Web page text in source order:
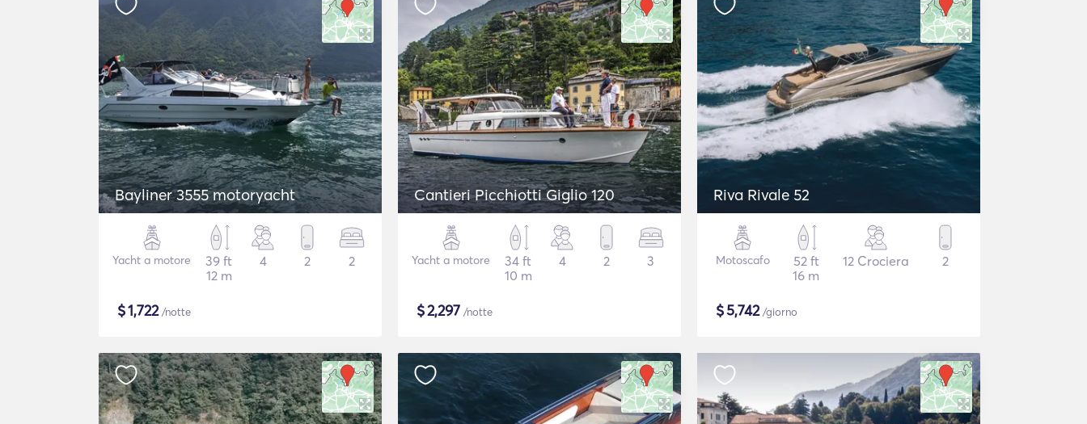
Bayliner 3555 motoryacht
Yacht a motore
39 ft
12 m
4 2 2
$1,722/notte
Cantieri Picchiotti Giglio 120
Yacht a motore
34 ft
10 m
4 2 3
$2,297 /notte
Riva Rivale 52
Motoscafo
52 ft
16 m
12 Crociera 2
$5,742/giorno